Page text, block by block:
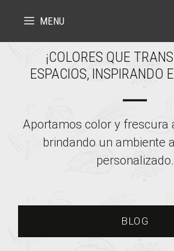
MENU
¡COLORES QUE
ESPACIOS, INSPIRANDO
Aportamos color y frescura
brindando un ambiente
personalizado.
BLOG